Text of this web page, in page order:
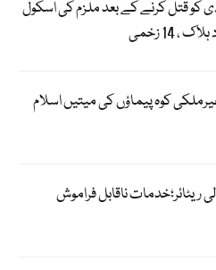
کو قتل کرنے کے بعد ملزم کی اسکول
پیک حادثہ،5غیرملکی کوہ پیماؤں کی میتیں اسلام
ناقابل فراموش